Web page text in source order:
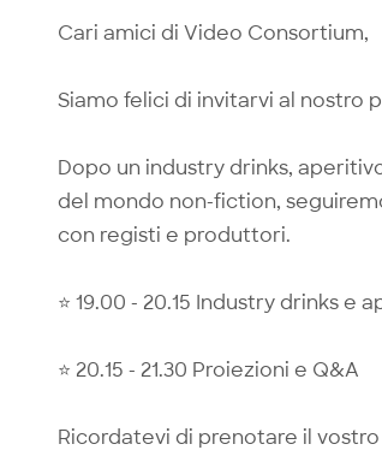
Cari amici di Video Consortium,
Siamo felici di invitarvi al nostro
Dopo un industry drinks,
del mondo non-fiction,
con registi e produttori.
⭐️ 19.00 - 20.15 Industry drinks e
⭐️ 20.15 - 21.30 Proiezioni e Q&A
Ricordatevi di prenotare il